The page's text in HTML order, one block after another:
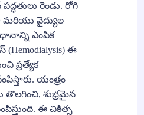
రెండు. రోగి
మరియు వైద్యుల
ఎంపిక
ఈ
ప్రత్యేక
యంత్రం
తొలగించి, శుభ్రమైన
ఈ చికిత్స